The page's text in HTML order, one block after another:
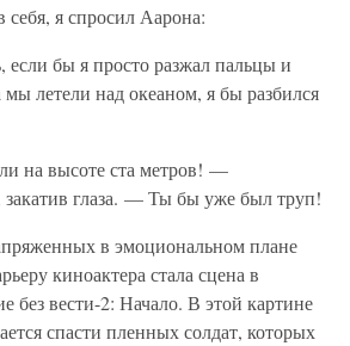
я спросил Аарона:
бы я просто разжал пальцы и
мы летели над океаном, я бы разбился
на высоте ста метров! —
глаза. — Ты бы уже был труп!
в эмоциональном плане
киноактера стала сцена в
вести-2: Начало. В этой картине
спасти пленных солдат, которых